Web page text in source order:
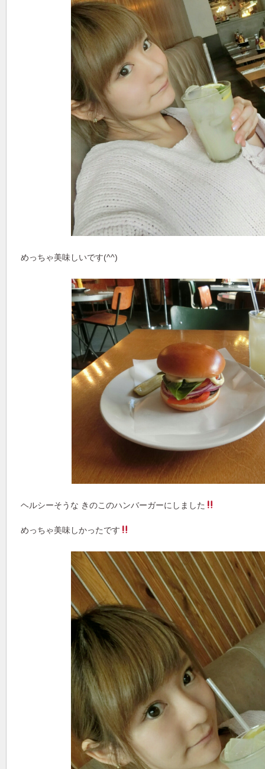
めっちゃ美味しいです(^^)
ヘルシーそうな きのこのハンバーガーにしました
めっちゃ美味しかったです